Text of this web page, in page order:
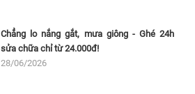
Chẳng lo nắng gắt, mưa giông - Ghé 24h
sửa chữa chỉ từ 24.000đ!
28/06/2026